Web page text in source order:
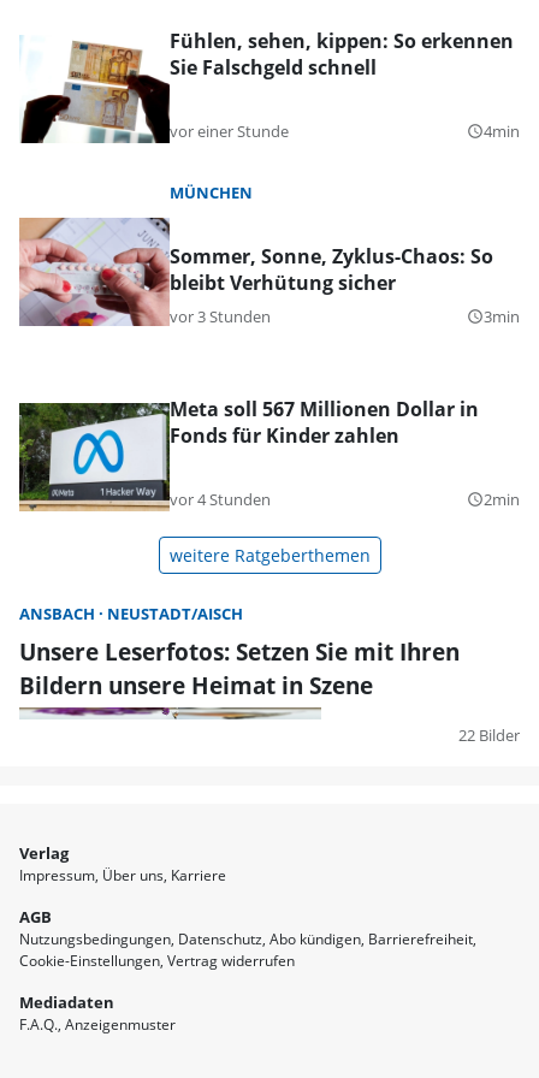
Fühlen, sehen, kippen: So erkennen
Sie Falschgeld schnell
vor einer Stunde query_builder4min
MÜNCHEN
Sommer, Sonne, Zyklus-Chaos: So
bleibt Verhütung sicher
vor 3 Stunden query_builder3min
Meta soll 567 Millionen Dollar in
Fonds für Kinder zahlen
vor 4 Stunden query_builder2min
weitere Ratgeberthemen
ANSBACH NEUSTADT/AISCH
Unsere Leserfotos: Setzen Sie mit Ihren
Bildern unsere Heimat in Szene
22 Bilder
Verlag
Impressum Über uns Karriere
AGB
Nutzungsbedingungen Datenschutz Abo kündigen Barrierefreiheit
Cookie-Einstellungen Vertrag widerrufen
Mediadaten
F.A.Q. Anzeigenmuster